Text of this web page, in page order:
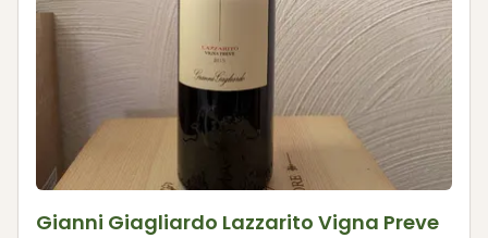
Gianni Giagliardo Lazzarito Vigna Preve